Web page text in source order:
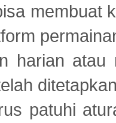
membuat
harian atau
patuhi